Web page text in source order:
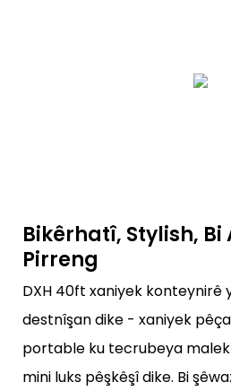
Bikêrhatî, Stylish, Bi
Pirreng
DXH 40ft xaniyek konteynirê
destnîşan dike - xaniyek
portable ku tecrubeya
mini luks pêşkêşî dike. Bi